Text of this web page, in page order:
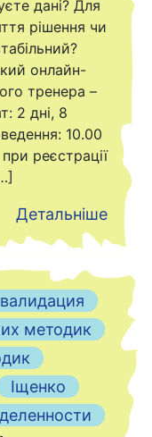
дані? Для
рішення чи
онлайн-
тренера –
2 дні, 8
10.00
реєстрації
Детальніше
валидация
методик
Іщенко